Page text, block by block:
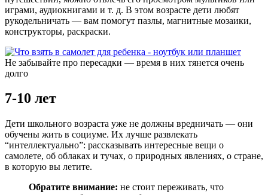
играми, аудиокнигами и т. д. В этом возрасте дети любят
рукодельничать — вам помогут пазлы, магнитные мозаики,
конструкторы, раскраски.
Не забывайте про пересадки — время в них тянется очень
долго
7-10 лет
Дети школьного возраста уже не должны вредничать — они
обучены жить в социуме. Их лучше развлекать
“интеллектуально”: рассказывать интересные вещи о
самолете, об облаках и тучах, о природных явлениях, о стране,
в которую вы летите.
Обратите внимание: не стоит переживать, что